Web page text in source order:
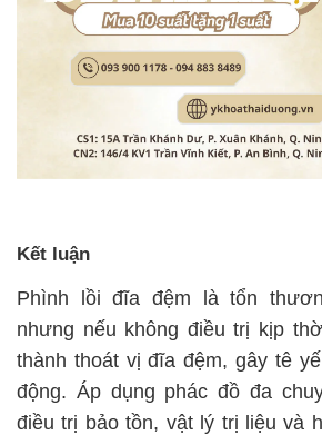
Kết luận
Phình lồi đĩa đệm là tổn
nhưng nếu không điều trị kịp
thành thoát vị đĩa đệm, gây tê
động. Áp dụng phác đồ đa
điều trị bảo tồn, vật lý trị liệu và